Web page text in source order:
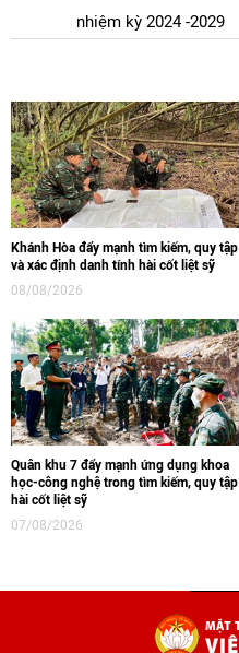
nhiệm kỳ 2024 -2029
Khánh Hòa đẩy mạnh tìm kiếm, quy tập
và xác định danh tính hài cốt liệt sỹ
08/08/2026
Quân khu 7 đẩy mạnh ứng dụng khoa
học-công nghệ trong tìm kiếm, quy tập
hài cốt liệt sỹ
07/08/2026